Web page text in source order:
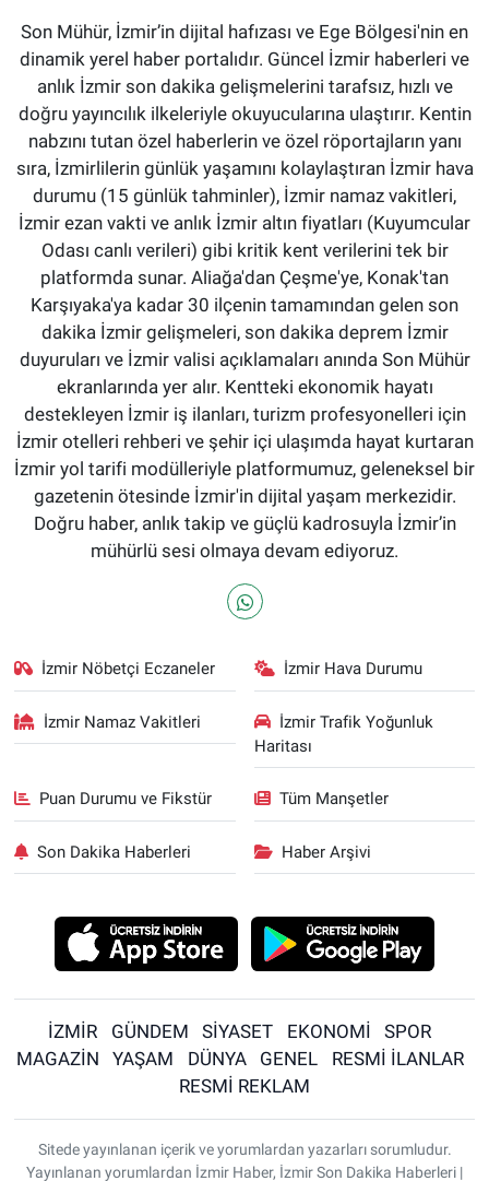
Son Mühür, İzmir’in dijital hafızası ve Ege Bölgesi'nin en
dinamik yerel haber portalıdır. Güncel İzmir haberleri ve
anlık İzmir son dakika gelişmelerini tarafsız, hızlı ve
doğru yayıncılık ilkeleriyle okuyucularına ulaştırır. Kentin
nabzını tutan özel haberlerin ve özel röportajların yanı
sıra, İzmirlilerin günlük yaşamını kolaylaştıran İzmir hava
durumu (15 günlük tahminler), İzmir namaz vakitleri,
İzmir ezan vakti ve anlık İzmir altın fiyatları (Kuyumcular
Odası canlı verileri) gibi kritik kent verilerini tek bir
platformda sunar. Aliağa'dan Çeşme'ye, Konak'tan
Karşıyaka'ya kadar 30 ilçenin tamamından gelen son
dakika İzmir gelişmeleri, son dakika deprem İzmir
duyuruları ve İzmir valisi açıklamaları anında Son Mühür
ekranlarında yer alır. Kentteki ekonomik hayatı
destekleyen İzmir iş ilanları, turizm profesyonelleri için
İzmir otelleri rehberi ve şehir içi ulaşımda hayat kurtaran
İzmir yol tarifi modülleriyle platformumuz, geleneksel bir
gazetenin ötesinde İzmir'in dijital yaşam merkezidir.
Doğru haber, anlık takip ve güçlü kadrosuyla İzmir’in
mühürlü sesi olmaya devam ediyoruz.
İzmir Nöbetçi Eczaneler İzmir Hava Durumu
İzmir Namaz Vakitleri
İzmir Trafik Yoğunluk
Haritası
Puan Durumu ve Fikstür Tüm Manşetler
Son Dakika Haberleri Haber Arşivi
İZMİR GÜNDEM SİYASET EKONOMİ
SPOR
MAGAZİN
YAŞAM DÜNYA GENEL
RESMİ İLANLAR
RESMİ REKLAM
Sitede yayınlanan içerik ve yorumlardan yazarları sorumludur.
Yayınlanan yorumlardan İzmir Haber, İzmir Son Dakika Haberleri |